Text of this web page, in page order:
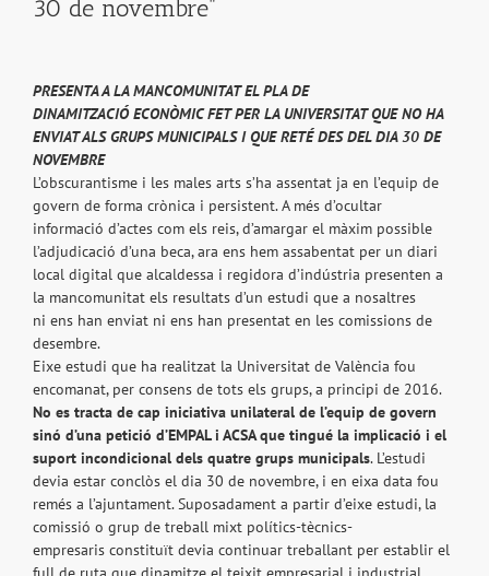
30 de novembre"
PRESENTA A LA MANCOMUNITAT EL PLA DE
DINAMITZACIÓECONÒMIC FET PER LA UNIVERSITAT QUE NO HA
ENVIAT ALSGRUPS MUNICIPALS I QUE RETÉ DES DEL DIA 30 DE
NOVEMBRE
L’obscurantisme i les males arts s’ha assentat ja en l’equip de
govern de forma crònica i persistent. A més d’ocultar
informació d’actes com els reis, d’amargar el màxim possible
l’adjudicació d’una beca, ara ens hem assabentat per un diari
local digital que alcaldessa i regidora d’indústria presenten a
la mancomunitat els resultats d’un estudi que a nosaltres
ni ens han enviat ni ens han presentat en les comissions de
desembre.
Eixe estudi que ha realitzat la Universitat de València fou
encomanat, per consens de tots els grups, a principi de 2016.
No es tracta de cap iniciativa unilateral de l’equip de govern
sinó d’una petició d’EMPAL i ACSA que tingué la implicació i el
suport incondicional dels quatre grups municipals. L’estudi
devia estar conclòs el dia 30 de novembre, i en eixa data fou
remés a l’ajuntament. Suposadament a partir d’eixe estudi, la
comissió o grup de treball mixt polítics-tècnics-
empresaris constituït devia continuar treballant per establir el